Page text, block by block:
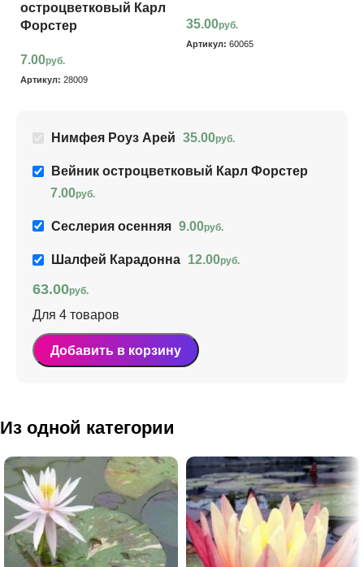
остроцветковый Карл
Форстер
7.00руб.
Артикул: 28009
35.00руб.
Артикул: 60065
Нимфея Роуз Арей 35.00руб.
Вейник остроцветковый Карл Форстер
7.00руб.
Сеслерия осенняя 9.00руб.
Шалфей Карадонна 12.00руб.
63.00руб.
Для 4 товаров
Добавить в корзину
Из одной категории